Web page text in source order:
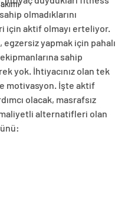
olmadıklarını
için aktif olmayı erteliyor.
egzersiz yapmak için pahalı
sahip
yok. İhtiyacınız olan tek
motivasyon. İşte aktif
olacak, masrafsız
alternatifleri olan